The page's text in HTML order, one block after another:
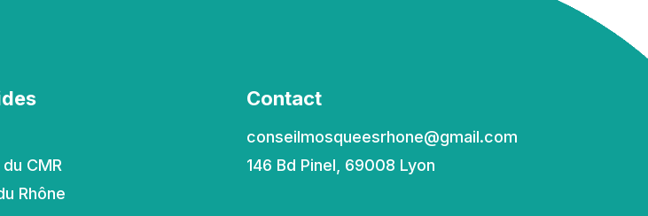
CMR
Rhône
Contact
conseilmosqueesrhone@gmail.com
146 Bd Pinel, 69008 Lyon